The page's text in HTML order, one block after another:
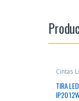
Cintas
TIRA
IP20